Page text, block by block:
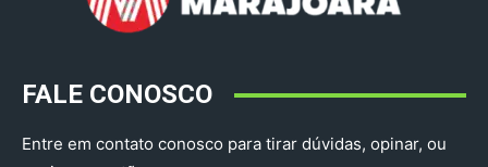
FALE CONOSCO
Entre em contato conosco para tirar dúvidas, opinar, ou